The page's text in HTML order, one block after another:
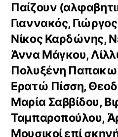
Παίζουν
Γιαννακός,
Νίκος Καρδώνης,
Άννα Μάγκου,
Πολυξένη
Ερατώ Πίσση,
Μαρία Σαββίδου,
Ταμπαροπούλου,
Μουσικοί επί